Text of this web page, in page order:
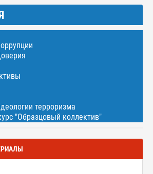
терроризма
"Образцовый коллектив"